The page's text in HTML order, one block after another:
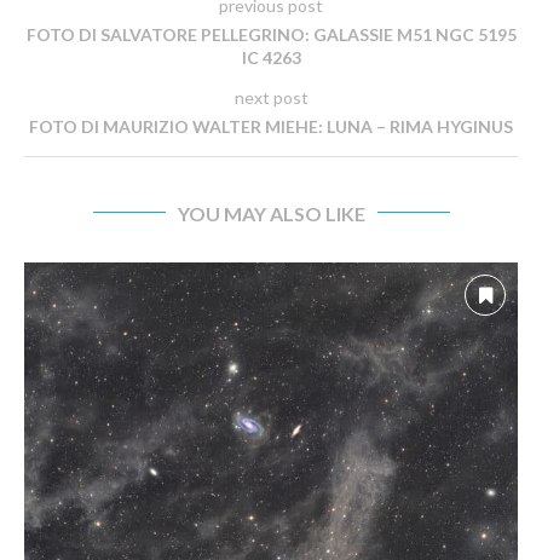
previous post
FOTO DI SALVATORE PELLEGRINO: GALASSIE M51 NGC 5195
IC 4263
next post
FOTO DI MAURIZIO WALTER MIEHE: LUNA – RIMA HYGINUS
YOU MAY ALSO LIKE